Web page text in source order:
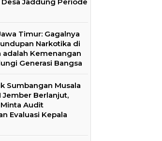
Timur: Gagalnya
Narkotika di
adalah Kemenangan
Generasi Bangsa
Sumbangan Musala
Jember Berlanjut,
Audit
Evaluasi Kepala